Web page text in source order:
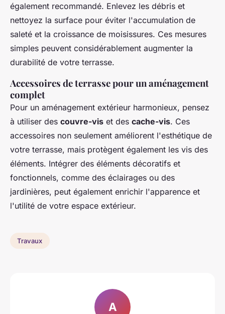
également recommandé. Enlevez les débris et
nettoyez la surface pour éviter l'accumulation de
saleté et la croissance de moisissures. Ces mesures
simples peuvent considérablement augmenter la
durabilité de votre terrasse.
Accessoires de terrasse pour un aménagement
complet
Pour un aménagement extérieur harmonieux, pensez
à utiliser des couvre-vis et des cache-vis. Ces
accessoires non seulement améliorent l'esthétique de
votre terrasse, mais protègent également les vis des
éléments. Intégrer des éléments décoratifs et
fonctionnels, comme des éclairages ou des
jardinières, peut également enrichir l'apparence et
l'utilité de votre espace extérieur.
Travaux
A